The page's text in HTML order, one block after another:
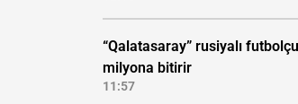
“Qalatasaray” rusiyalı
milyona bitirir
11:57